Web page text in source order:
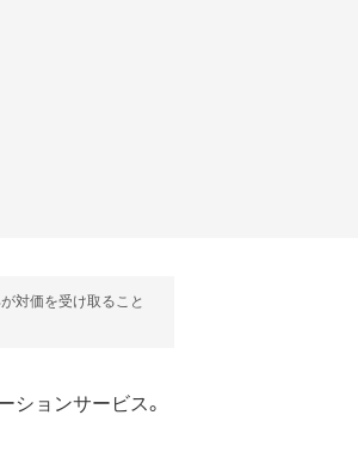
対価を受け取ること
ションサービス。